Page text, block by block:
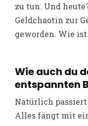
zu tun. Und
Geldchaotin zur
geworden. Wie
Wie auch du
entspannten
Natürlich
Alles fängt mit